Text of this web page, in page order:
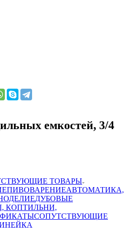
емкостей, 3/4
ТОВАРЫ
ПИВОВАРЕНИЕАВТОМАТИКА,
ДУБОВЫЕ
КОПТИЛЬНИ,
СОПУТСТВУЮЩИЕ